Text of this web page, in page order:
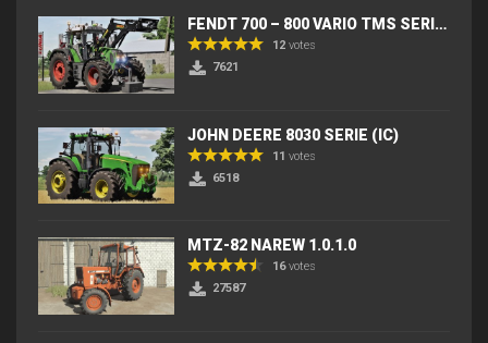
FENDT 700 – 800 VARIO TMS SERIES (IC) V2
12 votes
7621
JOHN DEERE 8030 SERIE (IC)
11 votes
6518
MTZ-82 NAREW 1.0.1.0
16votes
27587